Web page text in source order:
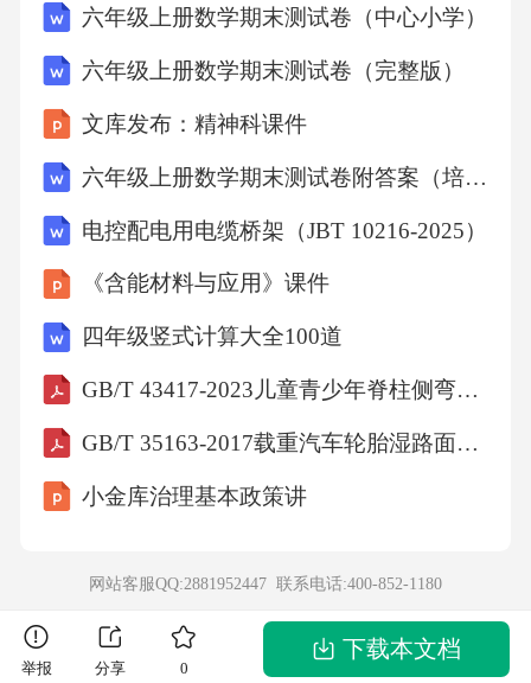
北方B南方而北圆C内圆而外方D内方而外圆B1
1、单选题天坛中轴线北部_____的三重屋檐，
从上到下分别为青、黄、绿三色，象征天、
地、万物。A皇乾殿B斋宫C泰享殿D皇穹宇C1
2、单选题方泽坛是下列哪一座坛的别称？A天
坛B地C日坛D月坛B13、多选题反映中国古代男
耕女织传统的是下面哪两座坛庙？A方泽坛B先
______发展而来，历代屡次重修，不断扩建。A
孔子墓B文庙C孔子故宅C15、单选题曲阜孔庙
奎文阁楼上为_____场所。A藏书B讲学C祭祀A1
6、单选题曲阜孔庙大成殿的屋顶形制为____
_。A长陵B定陵C景陵D茂陵A18、单选题长陵
六年级上册数学期末测试卷（中心小学）
六年级上册数学期末测试卷（完整版）
文库发布：精神科课件
六年级上册数学期末测试卷附答案（培优）
电控配电用电缆桥架（JBT 10216-2025）
《含能材料与应用》课件
四年级竖式计算大全100道
GB/T 43417-2023儿童青少年脊柱侧弯矫形器的配置
GB/T 35163-2017载重汽车轮胎湿路面相对抓着性能试验方法
小金库治理基本政策讲
网站客服QQ:2881952447 联系电话:400-852-1180
举报 分享 0
下载本文档